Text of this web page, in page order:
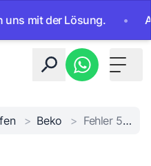
der Lösung. • Ab
Toggle
> Beko > Fehler 59–64 Ofen